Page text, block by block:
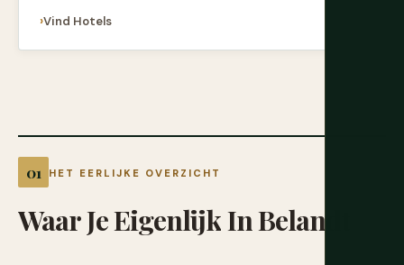
HET EERLIJKE OVERZICHT
WaarJeEigenlijkInBelandt
Vind Hotels